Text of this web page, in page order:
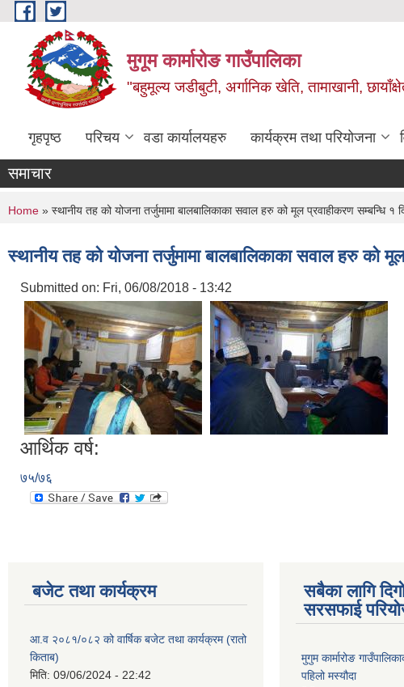
Skip to main content
मुगूम कार्मारोङ गाउँपालिका
"बहुमूल्य जडीबुटी, अर्गानिक खेति, तामाखानी,
गृहपृष्ठ परिचय वडा कार्यालयहरु कार्यक्रम तथा परियोजना
समाचार
You are here
Home » स्थानीय तह को योजना तर्जुमामा बालबालिकाका सवाल हरु को मूल प्रवाहीकरण सम्बन्धि १
स्थानीय तह को योजना तर्जुमामा बालबालिकाका सवाल हरु को
Submitted on: Fri, 06/08/2018 - 13:42
आर्थिक वर्ष:
७५/७६
बजेट तथा कार्यक्रम
आ.व २०८१/०८२ को वार्षिक बजेट तथा कार्यक्रम (रातो
किताब)
मिति: 09/06/2024 - 22:42
सबैका लागि
सरसफाई
मुगुम कार्मारोङ
पहिलो मस्यौदा